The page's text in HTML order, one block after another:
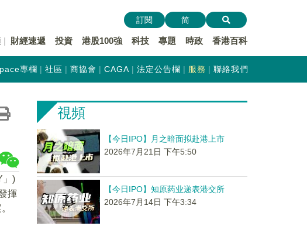
財經速遞 投資 港股100強 科技 專題 時政 香港百科
訂閱 简
專欄 社區 商協會 CAGA 法定公告欄 服務 聯絡我們
」)
揮
視頻
【今日IPO】月之暗面拟赴港上市
2026年7月21日 下午5:50
【今日IPO】知原药业递表港交所
2026年7月14日 下午3:34